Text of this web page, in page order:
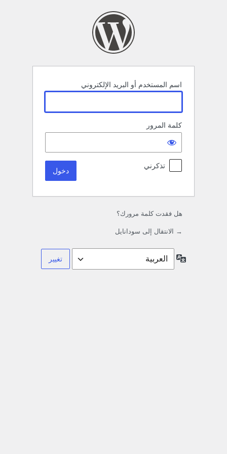
اسم المستخدم أو البريد الإلكتروني
كلمة المرور
تذكرني
هل فقدت كلمة مرورك؟
→ الانتقال إلى سودانايل
اللغة